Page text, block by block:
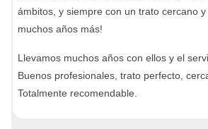
ámbitos, y siempre con un trato cercano y
muchos años más!
Llevamos muchos años con ellos y el
Buenos profesionales, trato perfecto,
Totalmente recomendable.